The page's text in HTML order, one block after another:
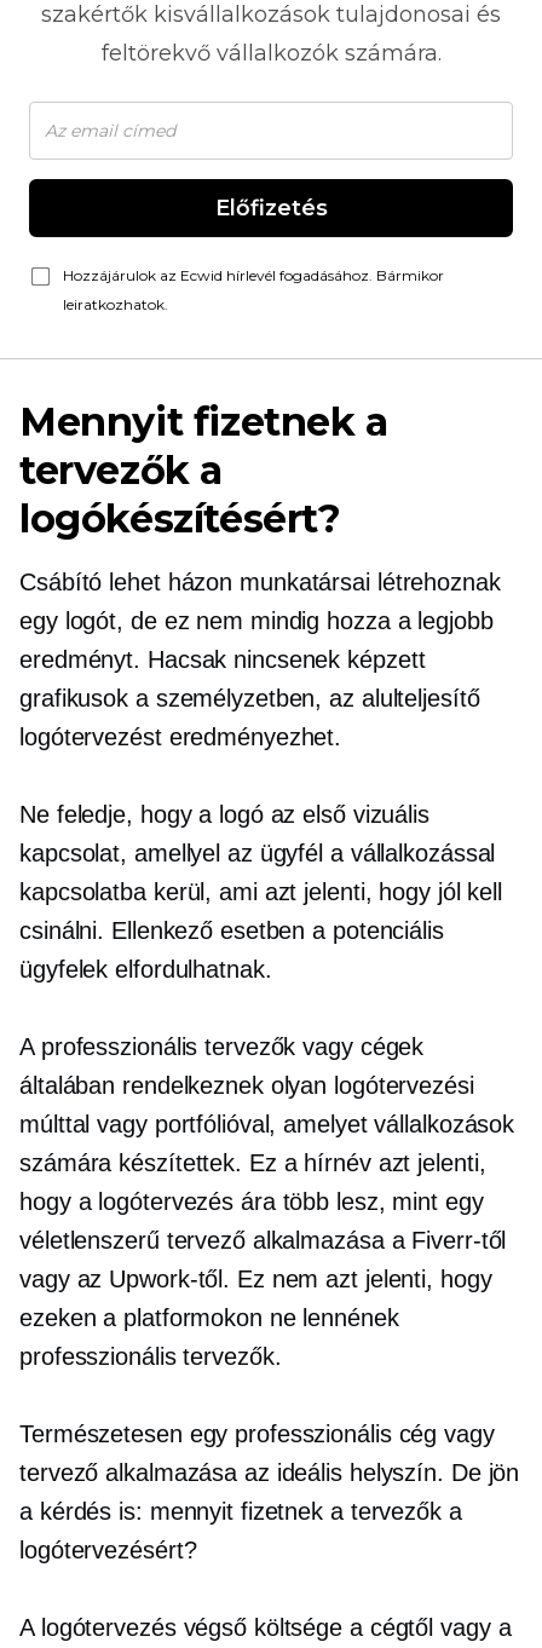
szakértők kisvállalkozások tulajdonosai és
feltörekvő vállalkozók számára.
Előfizetés
Hozzájárulok az Ecwid hírlevél fogadásához. Bármikor
leiratkozhatok.
Mennyit fizetnek a
tervezők a
logókészítésért?
Csábító lehet házon munkatársai létrehoznak
egy logót, de ez nem mindig hozza a legjobb
eredményt. Hacsak nincsenek képzett
grafikusok a személyzetben, az alulteljesítő
logótervezést eredményezhet.
Ne feledje, hogy a logó az első vizuális
kapcsolat, amellyel az ügyfél a vállalkozással
kapcsolatba kerül, ami azt jelenti, hogy jól kell
csinálni. Ellenkező esetben a potenciális
ügyfelek elfordulhatnak.
A professzionális tervezők vagy cégek
általában rendelkeznek olyan logótervezési
múlttal vagy portfólióval, amelyet vállalkozások
számára készítettek. Ez a hírnév azt jelenti,
hogy a logótervezés ára több lesz, mint egy
véletlenszerű tervező alkalmazása a Fiverr-től
vagy az Upwork-től. Ez nem azt jelenti, hogy
ezeken a platformokon ne lennének
professzionális tervezők.
Természetesen egy professzionális cég vagy
tervező alkalmazása az ideális helyszín. De jön
a kérdés is: mennyit fizetnek a tervezők a
logótervezésért?
A logótervezés végső költsége a cégtől vagy a